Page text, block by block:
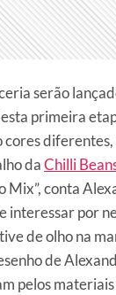
serão
primeira
diferentes,
daChilli
Mix”, conta
interessar por
de olho na
de
pelos